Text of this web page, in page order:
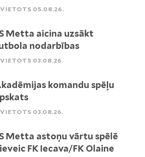
05.08.26.
Metta aicina uzsākt
nodarbības
03.08.26.
komandu spēļu
03.08.26.
Metta astoņu vārtu spēlē
FK Iecava/FK Olaine